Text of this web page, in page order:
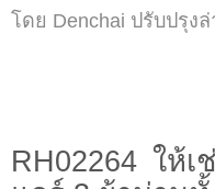
โดย Denchai ปรับปรุง
RH02264 ให้